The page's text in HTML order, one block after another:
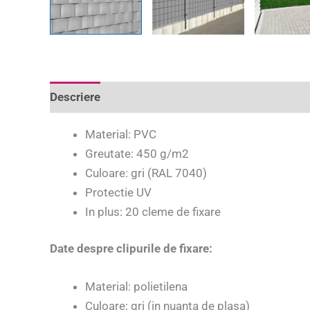
Descriere
Material: PVC
Greutate: 450 g/m2
Culoare: gri (RAL 7040)
Protectie UV
In plus: 20 cleme de fixare
Date despre clipurile de fixare:
Material: polietilena
Culoare: gri (in nuanta de plasa)